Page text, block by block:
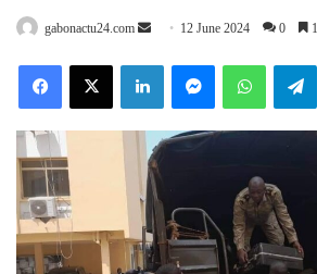
gabonactu24.com
Send 12 June 2024 0
FacebookX LinkedInMessenger